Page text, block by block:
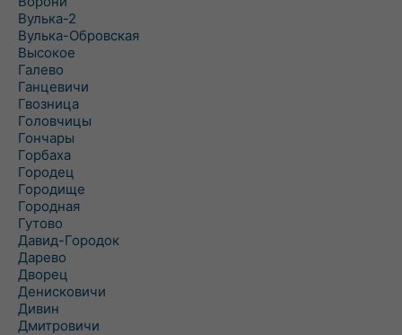
Вулька-2
Вулька-Обровская
Высокое
Галево
Ганцевичи
Гвозница
Головчицы
Гончары
Горбаха
Городец
Городище
Городная
Гутово
Давид-Городок
Дарево
Дворец
Денисковичи
Дивин
Дмитровичи